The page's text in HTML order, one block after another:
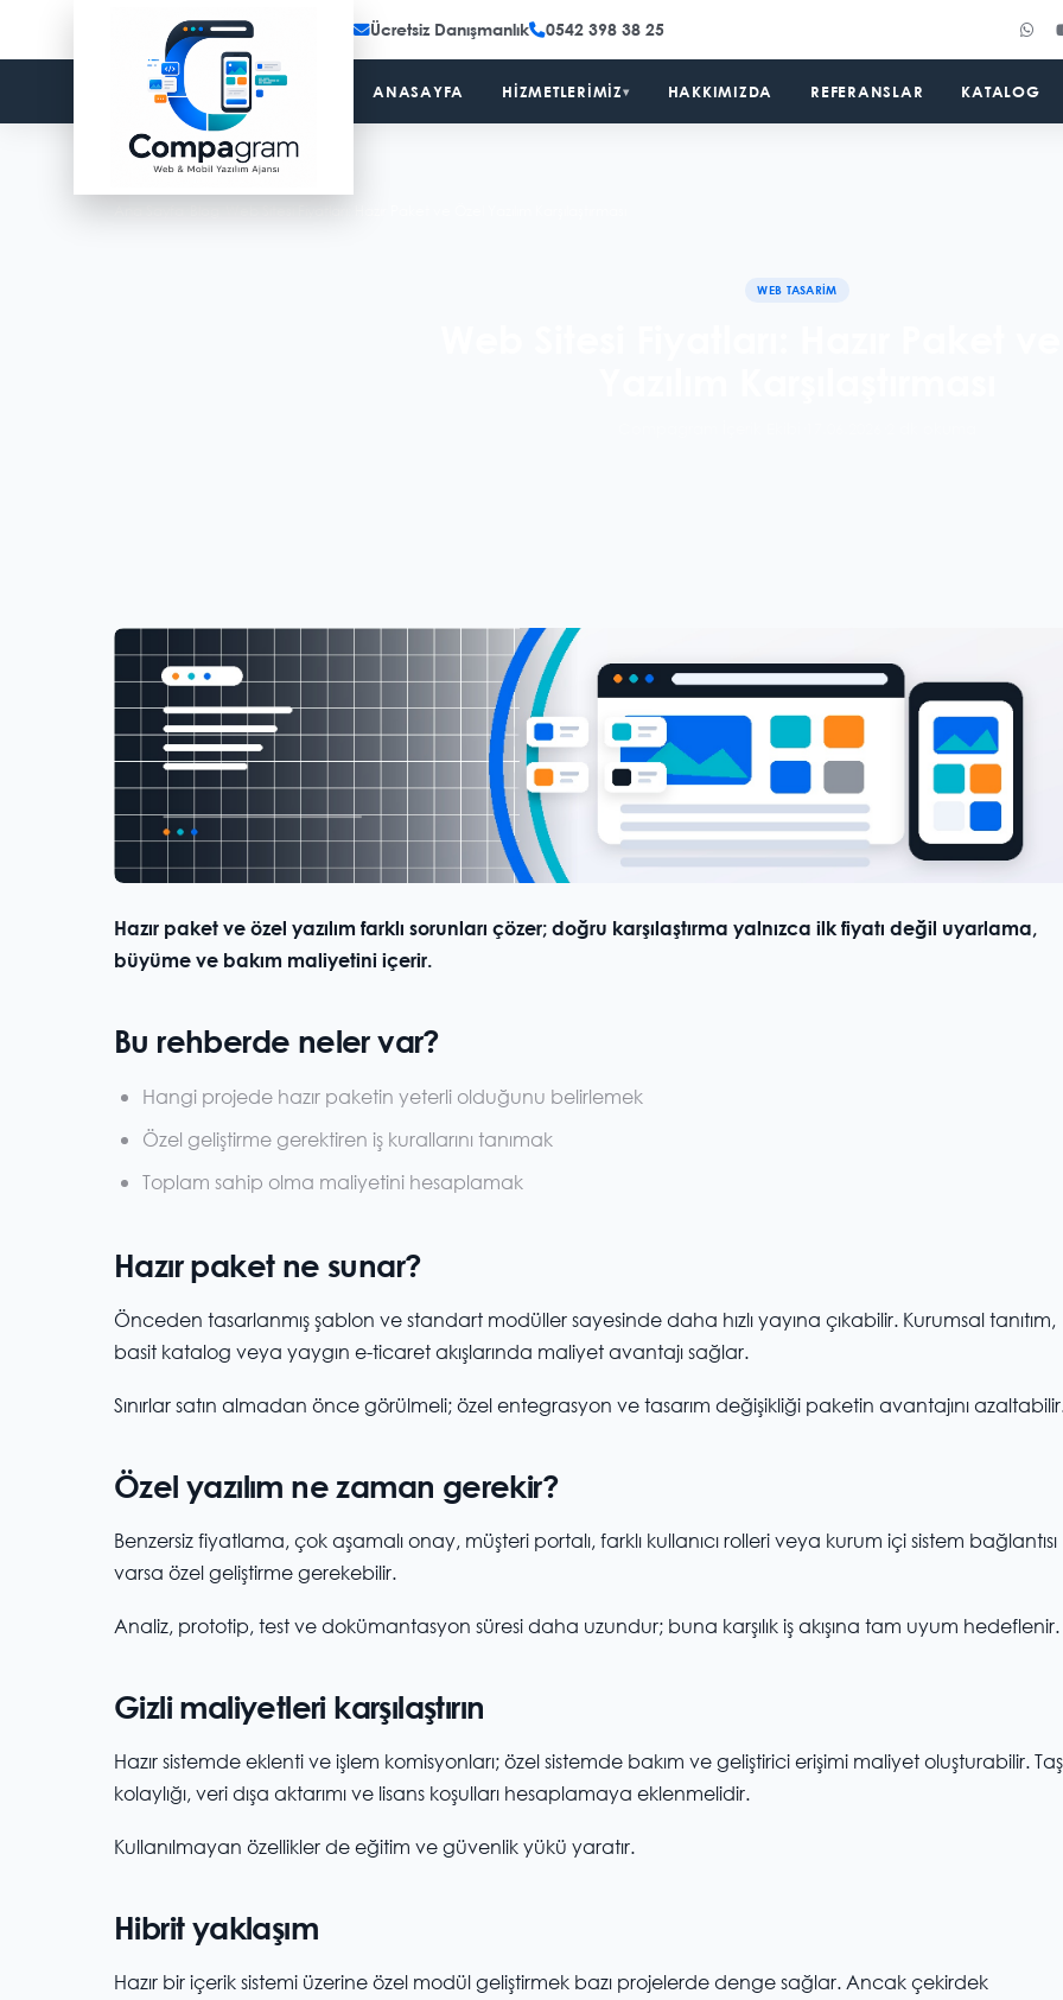
Ücretsiz Danışmanlık 0542 398 38 25
ANASAYFA HIZMETLERIMIZ▾ HAKKIMIZDA REFERANSLAR KATALOG
WEB TASARIM
Hazır paket ve özel yazılım farklı sorunları çözer; doğru karşılaştırma yalnızca ilk fiyatı değil uyarlama,
büyüme ve bakım maliyetini içerir.
Bu rehberde neler var?
Hangi projede hazır paketin yeterli olduğunu belirlemek
Özel geliştirme gerektiren iş kurallarını tanımak
Toplam sahip olma maliyetini hesaplamak
Hazır paket ne sunar?
Önceden tasarlanmış şablon ve standart modüller sayesinde daha hızlı yayına çıkabilir. Kurumsal tanıtım,
basit katalog veya yaygın e-ticaret akışlarında maliyet avantajı sağlar.
Sınırlar satın almadan önce görülmeli; özel entegrasyon ve tasarım değişikliği paketin avantajını
Özel yazılım ne zaman gerekir?
Benzersiz fiyatlama, çok aşamalı onay, müşteri portalı, farklı kullanıcı rolleri veya kurum içi sistem bağlantısı
varsa özel geliştirme gerekebilir.
Analiz, prototip, test ve dokümantasyon süresi daha uzundur; buna karşılık iş akışına tam uyum hedeflenir.
Gizli maliyetleri karşılaştırın
Hazır sistemde eklenti ve işlem komisyonları; özel sistemde bakım ve geliştirici erişimi maliyet oluşturabilir.
kolaylığı, veri dışa aktarımı ve lisans koşulları hesaplamaya eklenmelidir.
Kullanılmayan özellikler de eğitim ve güvenlik yükü yaratır.
Hibrit yaklaşım
Hazır bir içerik sistemi üzerine özel modül geliştirmek bazı projelerde denge sağlar. Ancak çekirdek